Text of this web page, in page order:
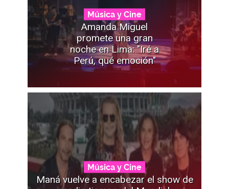
Música y Cine
Amanda Miguel
promete una gran
noche en Lima: "Iré a
Perú, qué emoción"
Música y Cine
Maná vuelve a encabezar el show de